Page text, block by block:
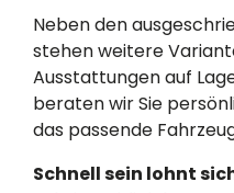
Neben den
stehen weitere
Ausstattungen auf
beraten wir Sie
das passende
Schnell sein lohnt